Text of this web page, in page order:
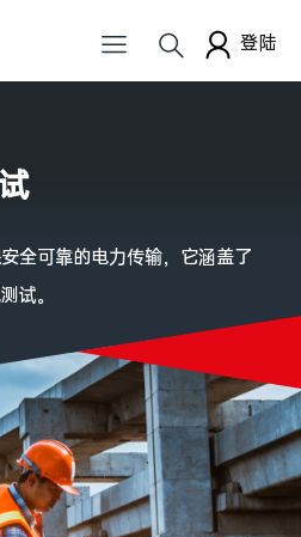
登陆
全可靠的电力传输，它涵盖了
试。